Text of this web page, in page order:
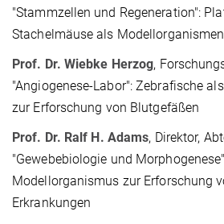
"Stammzellen und Regeneration":
Stachelmäuse als
Prof. Dr. Wiebke Herzog,
"Angiogenese-Labor": Zebrafische
zur Erforschung von Blutgefäßen
Prof. Dr. Ralf H. Adams, Direktor,
"Gewebebiologie und
Modellorganismus zur Erforschung
Erkrankungen